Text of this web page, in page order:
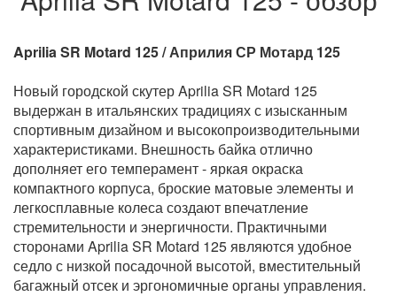
Aprilia SR Motard 125 / Априлия СР Мотард 125
Новый городской скутер Aprilia SR Motаrd 125
выдержан в итальянских традициях с изысканным
спортивным дизайном и высокопроизводительными
характеристиками. Внешность байка отлично
дополняет его темперамент - яркая окраска
компактного корпуса, броские матовые элементы и
легкосплавные колеса создают впечатление
стремительности и энергичности. Практичными
сторонами Aprilia SR Motard 125 являются удобное
седло с низкой посадочной высотой, вместительный
багажный отсек и эргономичные органы управления.